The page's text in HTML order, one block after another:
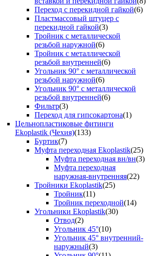
Переход с перекидной гайкой(6)
Пластмассовый штуцер с
перекидной гайкой(3)
Тройник с металлической
резьбой наружной(6)
Тройник с металлической
резьбой внутренней(6)
Угольник 90° с металлической
резьбой наружной(6)
Угольник 90° с металлической
резьбой внутренней(6)
Фильтр(3)
Переход для гипсокартона(1)
Цельнопластиковые фитинги
Ekoplastik (Чехия)(133)
Буртик(7)
Муфта переходная Ekoplastik(25)
Муфта переходная вн/вн(3)
Муфта переходная
наружная-внутренняя(22)
Тройники Ekoplastik(25)
Тройник(11)
Тройник переходной(14)
Угольники Ekoplastik(30)
Отвод(2)
Угольник 45°(10)
Угольник 45° внутренний-
наружный(3)